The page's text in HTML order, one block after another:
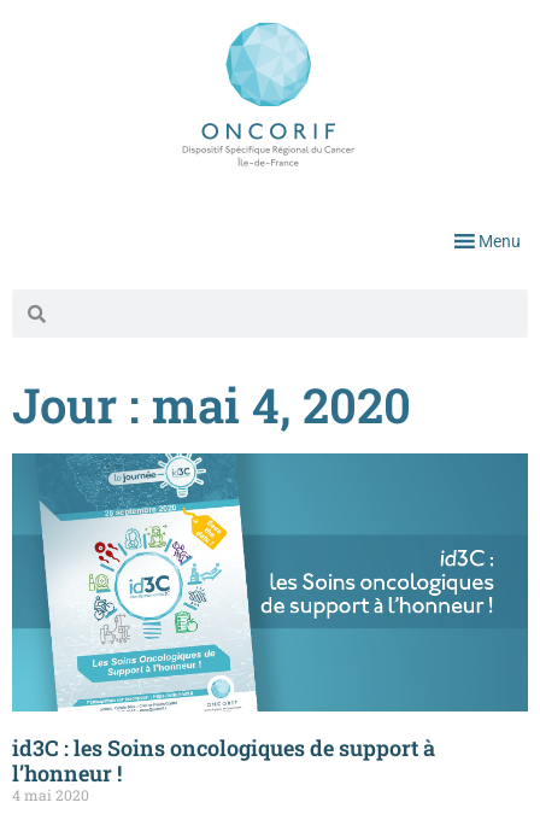
Menu
Jour : mai 4, 2020
id3C : les Soins oncologiques de support à
l’honneur !
4 mai 2020